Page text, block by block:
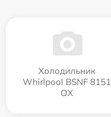
Холодильник
Whirlpool BSNF 8151
OX